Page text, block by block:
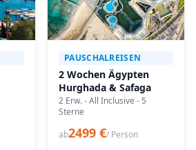
PAUSCHALREISEN
2 Wochen Ägypten
Hurghada & Safaga
2 Erw. - All Inclusive - 5
Sterne
ab2499 €/ Person